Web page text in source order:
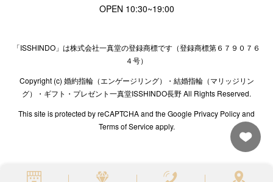
OPEN 10:30~19:00
「ISSHINDO」は株式会社一真堂の登録商標です（登録商標第６７９０７６
４号）
Copyright (c) 婚約指輪（エンゲージリング）・結婚指輪（マリッジリン
グ）・ギフト・プレゼント一真堂ISSHINDO長野 All Rights Reserved.
This site is protected by reCAPTCHA and the Google Privacy Policy and
Terms of Service apply.